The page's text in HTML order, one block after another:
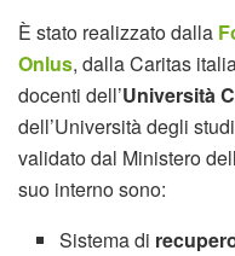
È stato realizzato dalla
Onlus, dalla Caritas
docenti dell’Università
dell’Università degli
validato dal Ministero
suo interno sono:
Sistema di